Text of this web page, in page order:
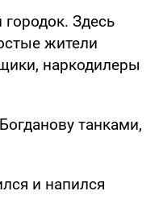
городок. Здесь
жители
наркодилеры
танками,
и напился